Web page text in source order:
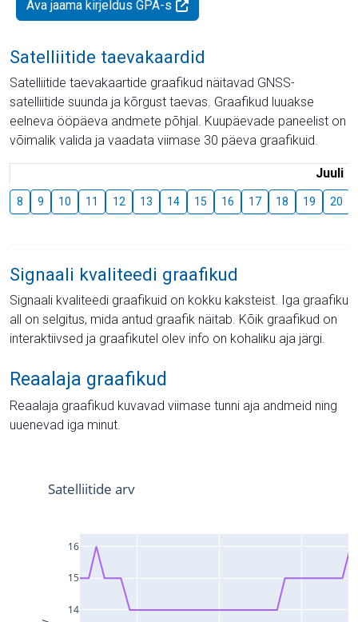
Ava jaama kirjeldus GPA-s
Satelliitide taevakaardid
Satelliitide taevakaartide graafikud näitavad GNSS-
satelliitide suunda ja kõrgust taevas. Graafikud luuakse
eelneva ööpäeva andmete põhjal. Kuupäevade paneelist on
võimalik valida ja vaadata viimase 30 päeva graafikuid.
Juuli
8 9 10 11 12 13 14 15 16 17 18 19 20
Signaali kvaliteedi graafikud
Signaali kvaliteedi graafikuid on kokku kaksteist. Iga graafiku
all on selgitus, mida antud graafik näitab. Kõik graafikud on
interaktiivsed ja graafikutel olev info on kohaliku aja järgi.
Reaalaja graafikud
Reaalaja graafikud kuvavad viimase tunni aja andmeid ning
uuenevad iga minut.